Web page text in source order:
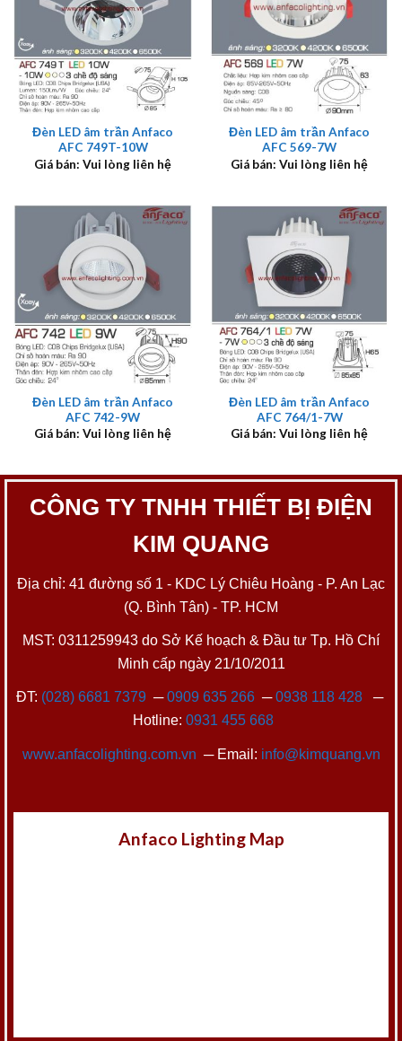
Đèn LED âm trần Anfaco
AFC 749T-10W
Giá bán: Vui lòng liên hệ
Đèn LED âm trần Anfaco
AFC 569-7W
Giá bán: Vui lòng liên hệ
Đèn LED âm trần Anfaco
AFC 742-9W
Giá bán: Vui lòng liên hệ
Đèn LED âm trần Anfaco
AFC 764/1-7W
Giá bán: Vui lòng liên hệ
CÔNG TY TNHH THIẾT BỊ ĐIỆN
KIM QUANG
Địa chỉ: 41 đường số 1 - KDC Lý Chiêu Hoàng - P. An Lạc
(Q. Bình Tân) - TP. HCM
MST: 0311259943 do Sở Kế hoạch & Đầu tư Tp. Hồ Chí
Minh cấp ngày 21/10/2011
ĐT: (028) 6681 7379 ─0909 635 266─0938 118 428─
Hotline: 0931 455 668
www.anfacolighting.com.vn ─ Email: info@kimquang.vn
Anfaco Lighting Map